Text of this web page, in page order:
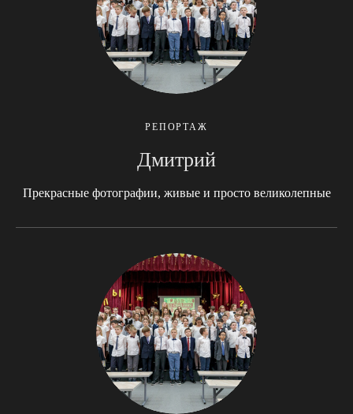
РЕПОРТАЖ
Дмитрий
Прекрасные фотографии, живые и просто великолепные